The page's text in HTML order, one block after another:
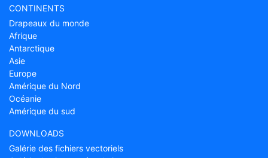
CONTINENTS
Drapeaux du monde
Afrique
Antarctique
Asie
Europe
Amérique du Nord
Océanie
Amérique du sud
DOWNLOADS
Galérie des fichiers vectoriels